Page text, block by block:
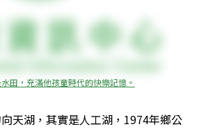
田，充滿他孩童時代的快樂記憶。
天湖，其實是人工湖，1974年鄉公